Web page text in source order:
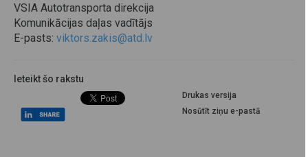
VSIA Autotransporta direkcija
Komunikācijas daļas vadītājs
E-pasts: viktors.zakis@atd.lv
Ieteikt šo rakstu
Drukas versija
Nosūtīt ziņu e-pastā